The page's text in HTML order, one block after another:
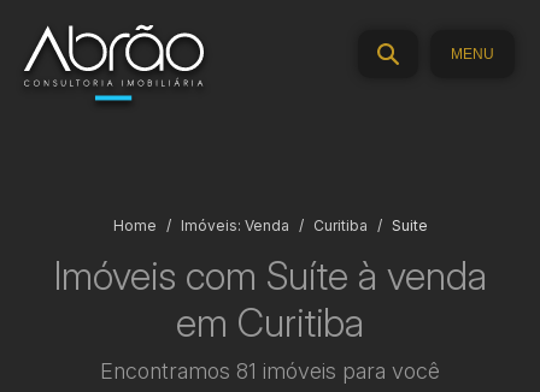
MENU
Home Imóveis: Venda Curitiba Suite
Imóveis com Suíte à venda
em Curitiba
Encontramos 81 imóveis para você